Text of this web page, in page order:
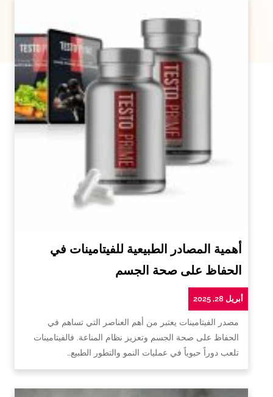
أهمية المصادر الطبيعية للفيتامينات في
الحفاظ على صحة الجسم
أبريل 28, 2025
مصدر الفيتامينات يعتبر من أهم العناصر التي تساهم في
الحفاظ على صحة الجسم وتعزيز نظام المناعة. فالفيتامينات
تلعب دوراً حيوياً في عمليات النمو والتطور الطبيع…